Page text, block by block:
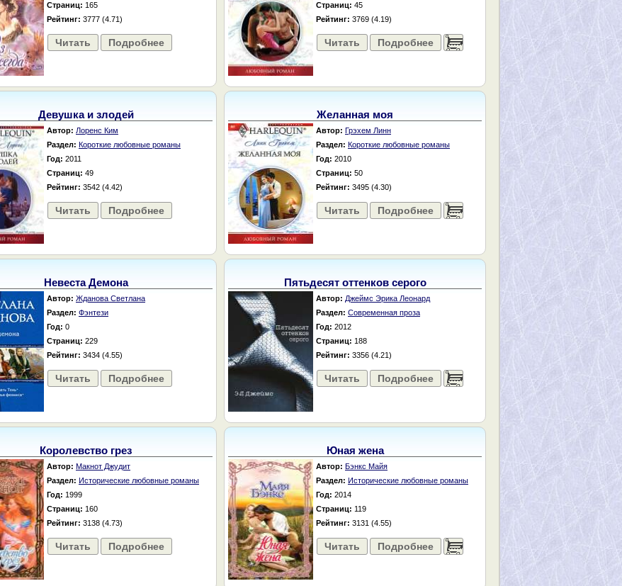
Страниц: 165
Рейтинг: 3777 (4.71)
Читать Подробнее
Страниц: 45
Рейтинг: 3769 (4.19)
Читать Подробнее ......
Девушка и злодей
Автор: Лоренс Ким
Раздел: Короткие любовные романы
Год: 2011
Страниц: 49
Рейтинг: 3542 (4.42)
Читать Подробнее
Желанная моя
Автор: Грэхем Линн
Раздел: Короткие любовные романы
Год: 2010
Страниц: 50
Рейтинг: 3495 (4.30)
Читать Подробнее ......
Невеста Демона
Автор: Жданова Светлана
Раздел: Фэнтези
Год: 0
Страниц: 229
Рейтинг: 3434 (4.55)
Читать Подробнее
Пятьдесят оттенков серого
Автор: Джеймс Эрика Леонард
Раздел: Современная проза
Год: 2012
Страниц: 188
Рейтинг: 3356 (4.21)
Читать Подробнее ......
Королевство грез
Автор: Макнот Джудит
Раздел: Исторические любовные романы
Год: 1999
Страниц: 160
Рейтинг: 3138 (4.73)
Читать Подробнее
Юная жена
Автор: Бэнкс Майя
Раздел: Исторические любовные романы
Год: 2014
Страниц: 119
Рейтинг: 3131 (4.55)
Читать Подробнее ......